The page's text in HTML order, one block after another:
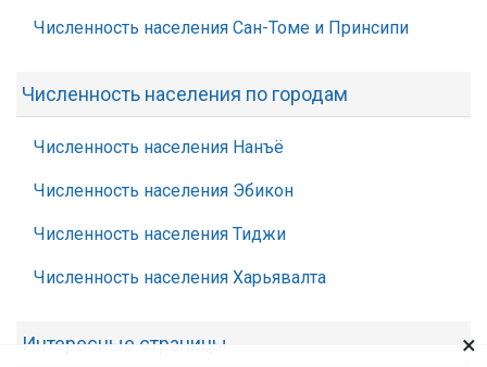
Численность населения Сан-Томе и Принсипи
Численность населения по городам
Численность населения Нанъё
Численность населения Эбикон
Численность населения Тиджи
Численность населения Харьявалта
Интересные страницы ×